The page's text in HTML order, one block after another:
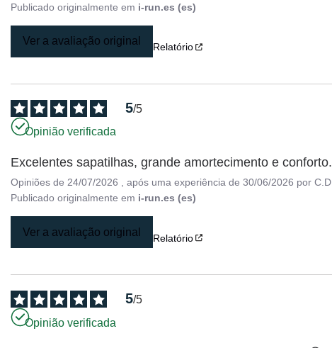
Publicado originalmente em i-run.es (es)
Ver a avaliação original Relatório
5/5
Opinião verificada
Excelentes sapatilhas, grande amortecimento e conforto.
Opiniões de 24/07/2026 , após uma experiência de30/06/2026 porC.D.
Publicado originalmente em i-run.es (es)
Ver a avaliação original Relatório
5/5
Opinião verificada